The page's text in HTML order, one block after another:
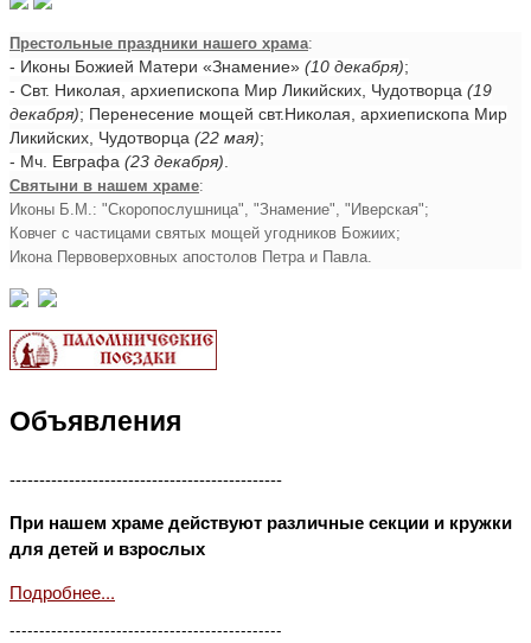
Престольные праздники нашего храма:
- Иконы Божией Матери «Знамение» (10 декабря);
- Свт. Николая, архиепископа Мир Ликийских, Чудотворца (19
декабря); Перенесение мощей свт.Николая, архиепископа Мир
Ликийских, Чудотворца (22 мая);
- Мч. Евграфа (23 декабря)
Святыни в нашем храме:
Иконы Б.М.: "Скоропослушница", "Знамение", "Иверская";
Ковчег с частицами святых мощей угодников Божиих;
Икона Первоверховных апостолов Петра и Павла.
Объявления
----------------------------------------------
При нашем храме действуют различные секции и кружки
для детей и взрослых
Подробнее...
----------------------------------------------